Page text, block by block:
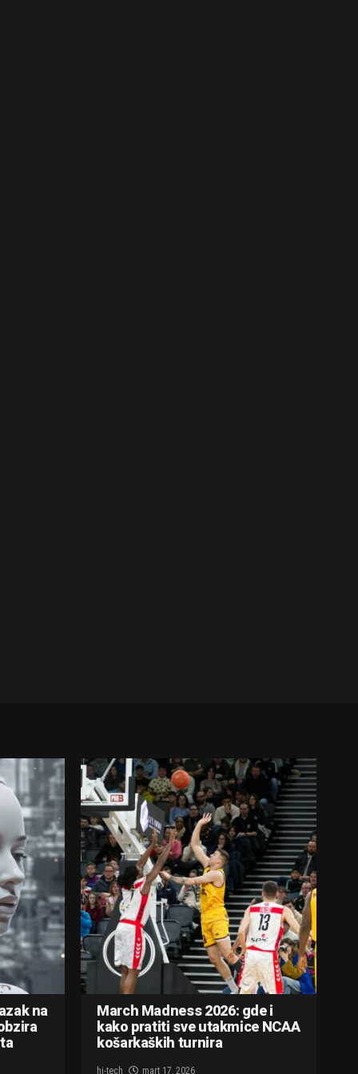
na March Madness 2026: gde i
kako pratiti sve utakmice NCAA
košarkaških turnira
hi-tech mart 17, 2026